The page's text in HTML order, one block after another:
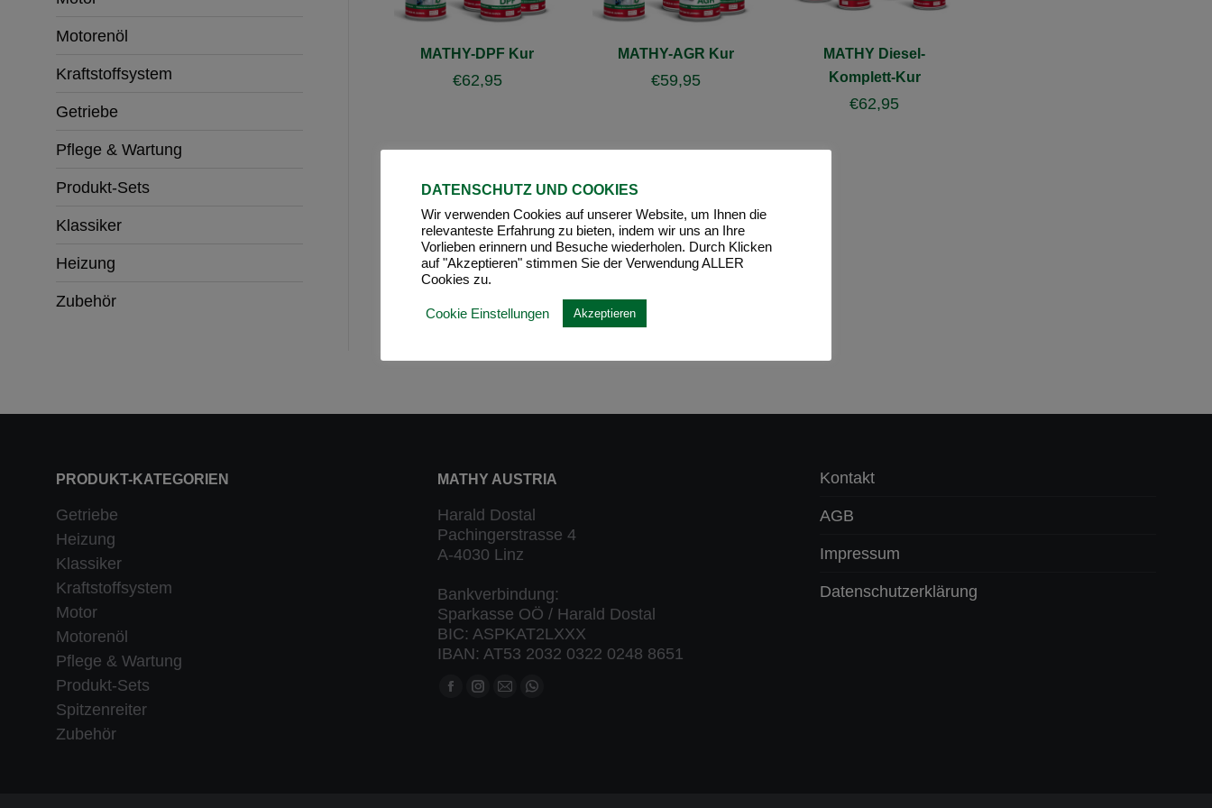
MATHY-DPF Kur
€62,95
MATHY-AGR Kur
€59,95
MATHY Diesel-
Komplett-Kur
€62,95
Motorenöl
Kraftstoffsystem
Getriebe
Pflege & Wartung
Produkt-Sets
Klassiker
Heizung
Zubehör
PRODUKT-KATEGORIEN
Getriebe
Heizung
Klassiker
Kraftstoffsystem
Motor
Motorenöl
Pflege & Wartung
Produkt-Sets
Spitzenreiter
Zubehör
MATHY AUSTRIA
Harald Dostal
Pachingerstrasse 4
A-4030 Linz
Bankverbindung:
Sparkasse OÖ / Harald Dostal
BIC: ASPKAT2LXXX
IBAN: AT53 2032 0322 0248 8651
Finden Sie uns auf:
Facebook
Instagram
MailWhatsapp
Kontakt
AGB
Impressum
Datenschutzerklärung
DATENSCHUTZ UND COOKIES
Wir verwenden Cookies auf unserer Website, um Ihnen die
relevanteste Erfahrung zu bieten, indem wir uns an Ihre
Vorlieben erinnern und Besuche wiederholen. Durch Klicken
auf "Akzeptieren" stimmen Sie der Verwendung ALLER
Cookies zu.
Cookie Einstellungen Akzeptieren